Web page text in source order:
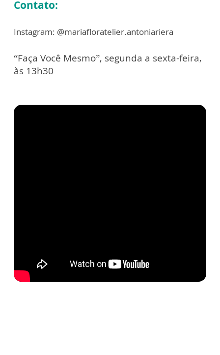
Contato:
Instagram: @mariafloratelier.antoniariera
“Faça Você Mesmo”, segunda a sexta-feira,
às 13h30